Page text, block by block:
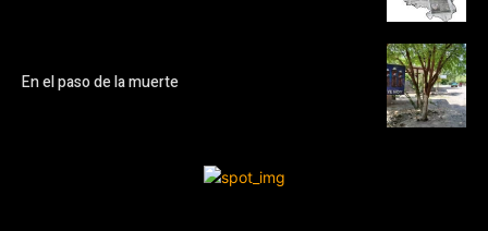
En el paso de la muerte